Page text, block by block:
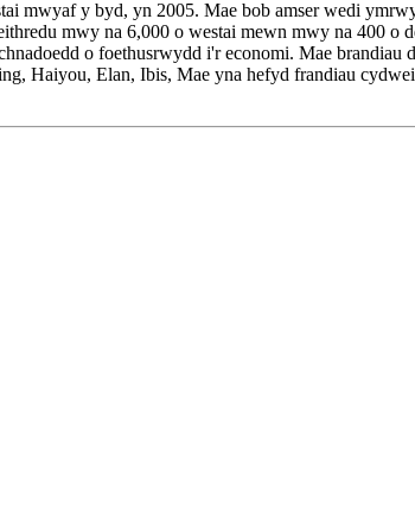
y byd, yn 2005. Mae bob amser wedi
mwy na 6,000 o westai mewn mwy na 400 o
o foethusrwydd i'r economi. Mae
Haiyou, Elan, Ibis, Mae yna hefyd frandiau